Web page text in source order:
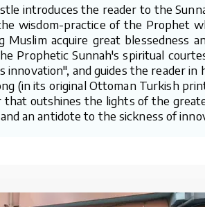
introduces the reader to the
wisdom-practice of the Prophet
Muslim acquire great blessedness
Prophetic Sunnah's spiritual
innovation", and guides the reader
(in its original Ottoman Turkish
that outshines the lights of the
an antidote to the sickness of